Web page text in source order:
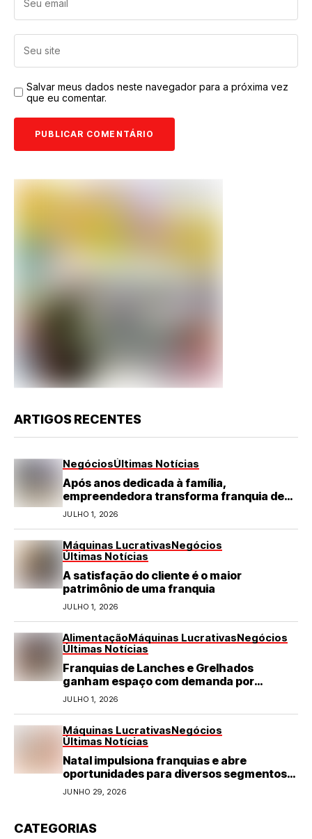
Salvar meus dados neste navegador para a próxima vez
que eu comentar.
ARTIGOS RECENTES
NegóciosÚltimas Notícias
Após anos dedicada à família,
empreendedora transforma franquia de
turismo em negócio de destaque no RN
JULHO 1, 2026
Máquinas LucrativasNegócios
Últimas Notícias
A satisfação do cliente é o maior
patrimônio de uma franquia
JULHO 1, 2026
AlimentaçãoMáquinas LucrativasNegócios
Últimas Notícias
Franquias de Lanches e Grelhados
ganham espaço com demanda por
refeições rápidas e de qualidade
JULHO 1, 2026
Máquinas LucrativasNegócios
Últimas Notícias
Natal impulsiona franquias e abre
oportunidades para diversos segmentos
do varejo
JUNHO 29, 2026
CATEGORIAS